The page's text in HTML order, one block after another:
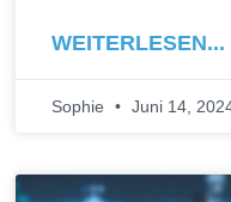
WEITERLESEN...
Sophie Juni 14,